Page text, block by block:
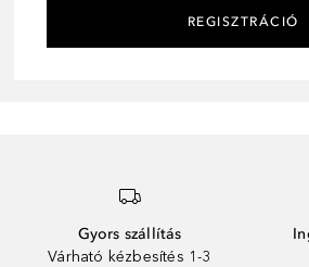
REGISZTRÁCIÓ
Gyors szállítás
Várható kézbesítés 1-3